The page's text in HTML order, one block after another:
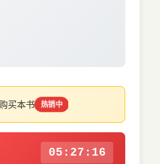
买本书 热销中
05:27:15